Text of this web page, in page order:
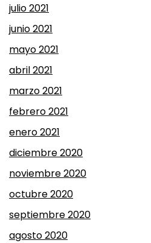
julio 2021
junio 2021
mayo 2021
abril 2021
marzo 2021
febrero 2021
enero 2021
diciembre 2020
noviembre 2020
octubre 2020
septiembre 2020
agosto 2020